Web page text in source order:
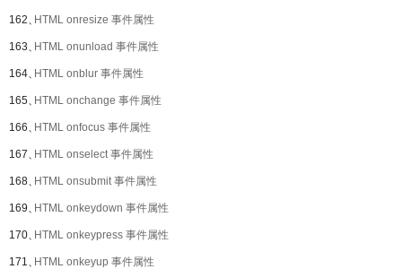
162、HTML onresize 事件属性
163、HTML onunload 事件属性
164、HTML onblur 事件属性
165、HTML onchange 事件属性
166、HTML onfocus 事件属性
167、HTML onselect 事件属性
168、HTML onsubmit 事件属性
169、HTML onkeydown 事件属性
170、HTML onkeypress 事件属性
171、HTML onkeyup 事件属性